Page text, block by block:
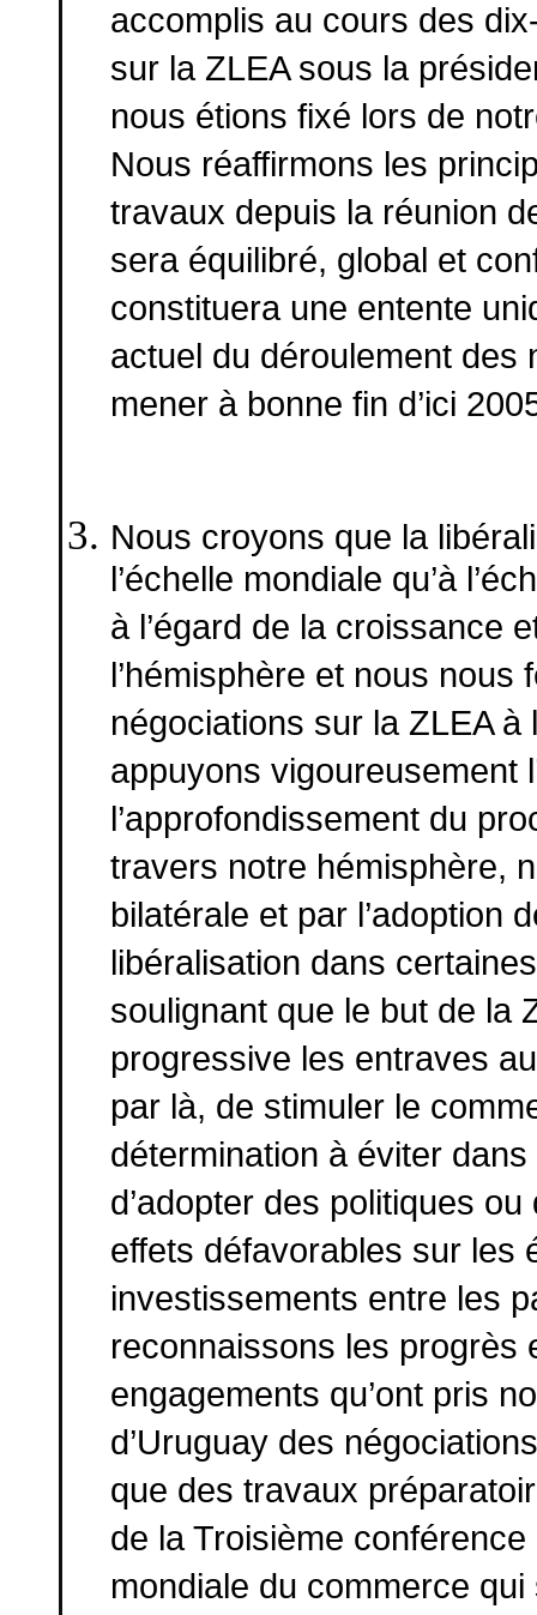
accomplis au cours des
sur la ZLEA sous la
nous étions fixé lors de
Nous réaffirmons les
travaux depuis la réunion
sera équilibré, global et
constituera une entente
actuel du déroulement
mener à bonne fin d’ici
Nous croyons que la
l’échelle mondiale qu’à
à l’égard de la croissance
l’hémisphère et nous
négociations sur la ZLEA
appuyons vigoureusement
l’approfondissement du
travers notre hémisphère,
bilatérale et par l’adoption
libéralisation dans
soulignant que le but de la
progressive les entraves
par là, de stimuler le
détermination à éviter
d’adopter des politiques
effets défavorables sur les
investissements entre les
reconnaissons les
engagements qu’ont pris
d’Uruguay des
que des travaux
de la Troisième
mondiale du commerce